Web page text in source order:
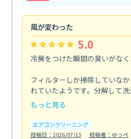
風が変わった
5.0
冷房をつけた瞬間の臭いがなく
フィルターしか掃除していな
れていたようです。分解して洗
もっと見る
エアコンクリーニング
投稿日：2026/07/13
投稿者：ゆっぺ